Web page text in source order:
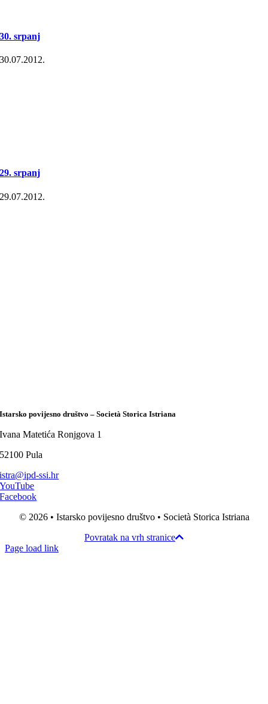
30. srpanj
30.07.2012.
29. srpanj
29.07.2012.
Istarsko povijesno društvo – Società Storica Istriana
Ivana Matetića Ronjgova 1
52100 Pula
istra@ipd-ssi.hr
YouTube
Facebook
© 2026 • Istarsko povijesno društvo • Società Storica Istriana
Povratak na vrh stranice
Page load link